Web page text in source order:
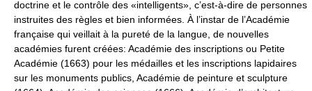
doctrine et le contrôle des «intelligents», c’est-à-dire de personnes
instruites des règles et bien informées. À l’instar de l’Académie
française qui veillait à la pureté de la langue, de nouvelles
académies furent créées: Académie des inscriptions ou Petite
Académie (1663) pour les médailles et les inscriptions lapidaires
sur les monuments publics, Académie de peinture et sculpture